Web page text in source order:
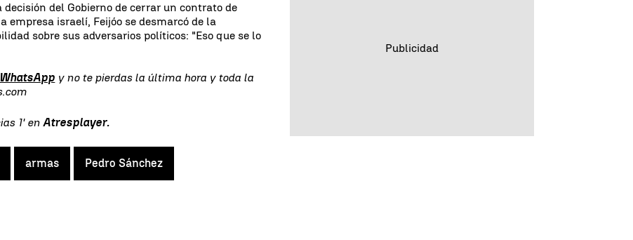
decisión del Gobierno de cerrar un contrato de
empresa israelí, Feijóo se desmarcó de la
sobre sus adversarios políticos: "Eso que se lo
y no te pierdas la última hora y toda la
1' en Atresplayer.
armas Pedro Sánchez